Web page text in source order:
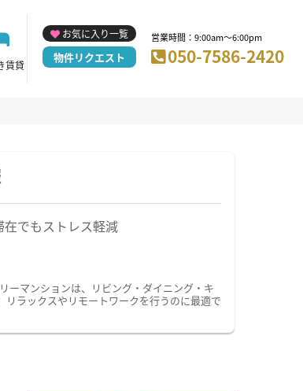
賃貸
お気に入り一覧
物件リクエスト
営業時間：9:00am～6:00pm
050-7586-2420
在でもストレス軽減
ーマンションは、リビング・ダイニング・キ
ラックスやリモートワークを行うのに最適で